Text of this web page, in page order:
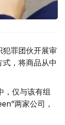
犯罪团伙开展审
，将商品从中
，仅与该有组
两家公司，